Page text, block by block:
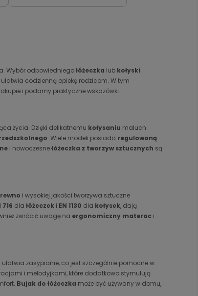
Wybór odpowiedniegołóżeczka lub kołyski
codzienną opiekę rodzicom. W tym
i podamy praktyczne wskazówki.
życia. Dzięki delikatnemu kołysaniu maluch
. Wiele modeli posiada regulowaną
i nowoczesnełóżeczka z tworzyw sztucznych są
i wysokiej jakości tworzywa sztuczne
716 dla łóżeczeki EN 1130 dla kołysek, dają
zwrócić uwagę na ergonomiczny materaci
zasypianie, co jest szczególnie pomocne w
i melodyjkami, które dodatkowo stymulują
Bujak do łóżeczka może być używany w domu,